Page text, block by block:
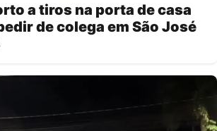
a tiros na porta de casa
de colega em São José